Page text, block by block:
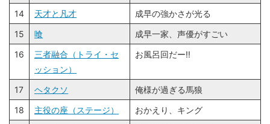
14
天才と凡才
成早の強かさが光る
15
喰
成早一家、声優がすごい
16
三者融合（トライ・セ
ッション）
お風呂回だー!!
17 ヘタクソ
俺様が過ぎる馬狼
18
主役の座（ステージ）
おかえり、キング